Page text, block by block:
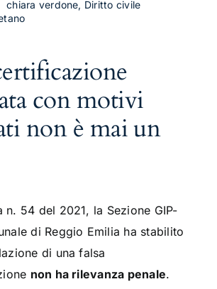
chiara verdone, Diritto civile
con motivi
non è mai un
n. 54 del 2021, la Sezione GIP-
di Reggio Emilia ha stabilito
di una falsa
non ha rilevanza penale.